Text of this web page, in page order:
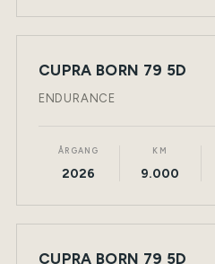
LEASING NY BIL
CUPRA BORN 79 5D
ENDURANCE
ÅRGANG
2026
KM
9.000
NY BIL
CUPRA BORN 79 5D